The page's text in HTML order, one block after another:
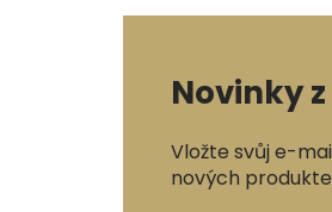
Novinky
Vložte svůj e-
nových